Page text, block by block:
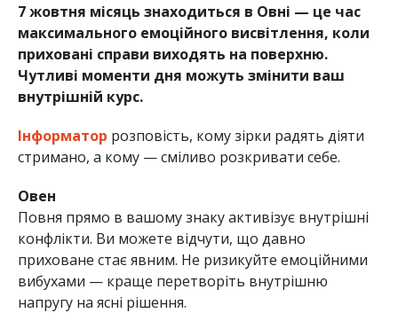
7 жовтня місяць знаходиться в Овні — це час
максимального емоційного висвітлення, коли
приховані справи виходять на поверхню.
Чутливі моменти дня можуть змінити ваш
внутрішній курс.
Інформатор розповість, кому зірки радять діяти
стримано, а кому — сміливо розкривати себе.
Овен
Повня прямо в вашому знаку активізує внутрішні
конфлікти. Ви можете відчути, що давно
приховане стає явним. Не ризикуйте емоційними
вибухами — краще перетворіть внутрішню
напругу на ясні рішення.